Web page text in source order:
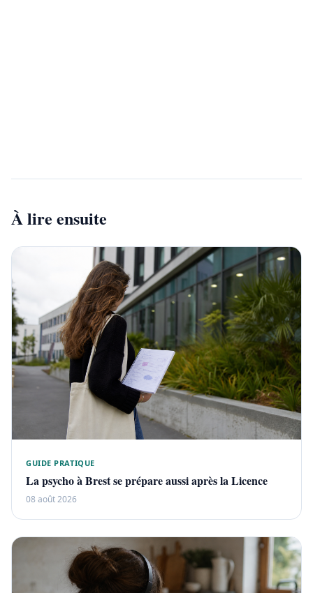
À lire ensuite
GUIDE PRATIQUE
La psycho à Brest se prépare aussi après la Licence
08 août 2026